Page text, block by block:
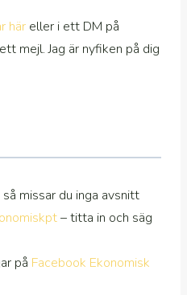
här eller i ett DM på
mejl. Jag är nyfiken på dig
så missar du inga avsnitt
– titta in och säg
på Facebook Ekonomisk